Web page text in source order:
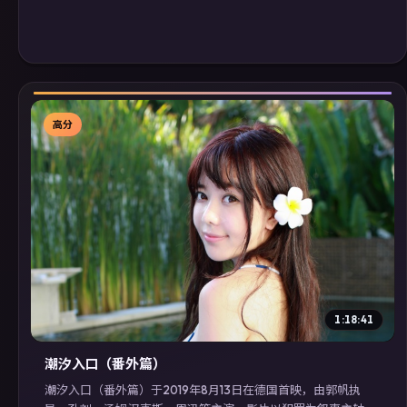
▶
高分
1:18:41
潮汐入口（番外篇）
潮汐入口（番外篇）于2019年8月13日在德国首映，由郭帆执